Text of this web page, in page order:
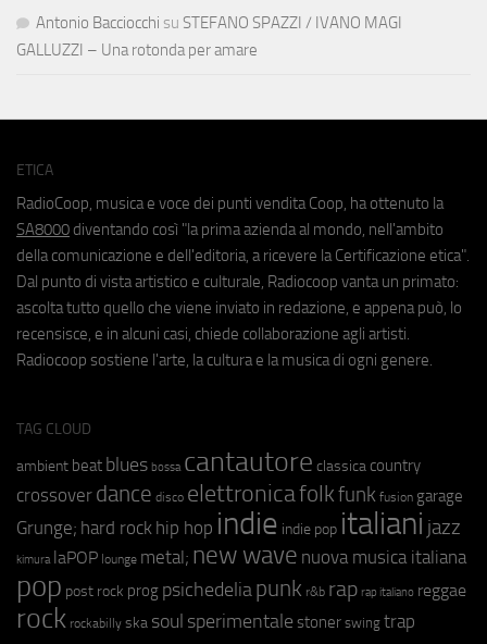
Antonio Bacciocchi su STEFANO SPAZZI / IVANO MAGI
GALLUZZI – Una rotonda per amare
ETICA
RadioCoop, musica e voce dei punti vendita Coop, ha ottenuto la
SA8000 diventando così "la prima azienda al mondo, nell'ambito
della comunicazione e dell'editoria, a ricevere la Certificazione etica".
Dal punto di vista artistico e culturale, Radiocoop vanta un primato:
ascolta tutto quello che viene inviato in redazione, e appena può, lo
recensisce, e in alcuni casi, chiede collaborazione agli artisti.
Radiocoop sostiene l'arte, la cultura e la musica di ogni genere.
TAG CLOUD
ambient beat blues bossa cantautore classica country
crossover dance disco elettronicafolkfunk fusion garage
Grunge; hard rock hip hop indie indie pop italiani jazz
kimura laPOP lounge metal; new wave nuova musica italiana
pop post rock prog psichedeliapunk r&b rap rap italiano reggae
rock rockabilly ska soul sperimentale stoner swing trap